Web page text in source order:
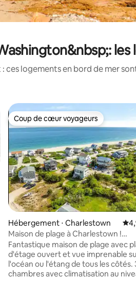
ces logements en bord de mer
sur la base de 111
Coup de cœur voyageurs
Coup de cœur voyageurs
Hébergement ⋅ Charlestown
Maison de plage à Charlestown !
3 chambres ; 4 lits
Fantastique maison de plage avec
d'étage ouvert et vue imprenable
l'océan ou l'étang de tous les côtés. 3
chambres avec climatisation au